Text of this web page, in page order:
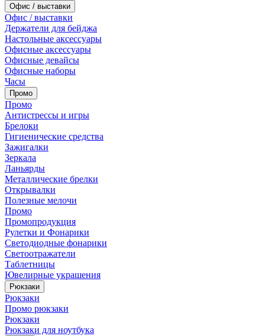
Офис / выставки
Офис / выставки
Держатели для бейджа
Настольные аксессуары
Офисные аксессуары
Офисные девайсы
Офисные наборы
Часы
Промо
Промо
Антистрессы и игры
Брелоки
Гигиенические средства
Зажигалки
Зеркала
Ланьярды
Металлические брелки
Открывалки
Полезные мелочи
Промо
Промопродукция
Рулетки и Фонарики
Светодиодные фонарики
Светоотражатели
Таблетницы
Ювелирные украшения
Рюкзаки
Рюкзаки
Промо рюкзаки
Рюкзаки
Рюкзаки для ноутбука